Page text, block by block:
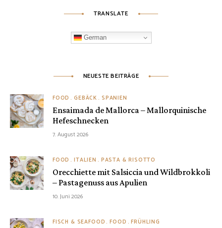
TRANSLATE
German
NEUESTE BEITRÄGE
FOOD GEBÄCK SPANIEN
Ensaimada de Mallorca – Mallorquinische
Hefeschnecken
7. August 2026
FOOD ITALIEN PASTA & RISOTTO
Orecchiette mit Salsiccia und Wildbrokkoli
– Pastagenuss aus Apulien
10. Juni 2026
FISCH & SEAFOOD FOOD FRÜHLING